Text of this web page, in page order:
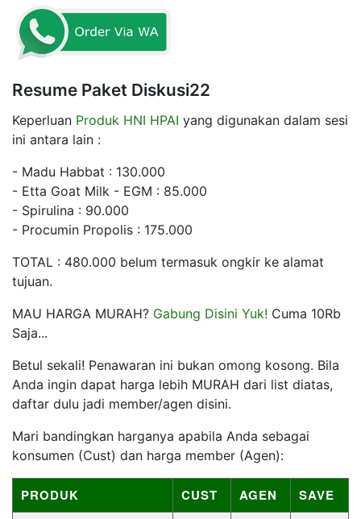
Resume Paket Diskusi22
Keperluan Produk HNI HPAI yang digunakan dalam sesi
ini antara lain :
- Madu Habbat : 130.000
- Etta Goat Milk - EGM : 85.000
- Spirulina : 90.000
- Procumin Propolis : 175.000
TOTAL : 480.000 belum termasuk ongkir ke alamat
tujuan.
MAU HARGA MURAH? Gabung Disini Yuk! Cuma 10Rb
Saja...
Betul sekali! Penawaran ini bukan omong kosong. Bila
Anda ingin dapat harga lebih MURAH dari list diatas,
daftar dulu jadi member/agen disini.
Mari bandingkan harganya apabila Anda sebagai
konsumen (Cust) dan harga member (Agen):
PRODUK CUST AGEN SAVE